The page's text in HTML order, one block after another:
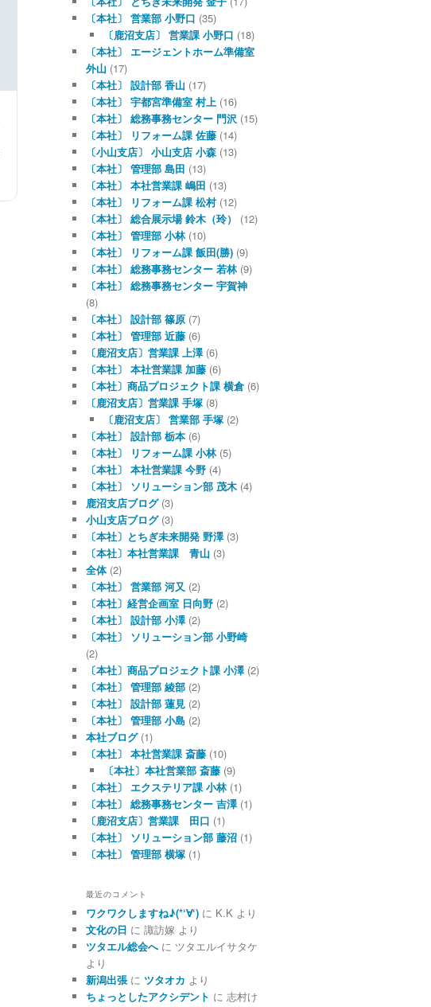
〔本社〕 営業部 小野口 (35)
〔鹿沼支店〕 営業課 小野口 (18)
〔本社〕 エージェントホーム準備室
外山 (17)
〔本社〕 設計部 香山 (17)
〔本社〕 宇都宮準備室 村上(16)
〔本社〕 総務事務センター 門沢(15)
〔本社〕 リフォーム課 佐藤(14)
〔小山支店〕 小山支店 小森(13)
〔本社〕 管理部 島田 (13)
〔本社〕 本社営業課 嶋田 (13)
〔本社〕 リフォーム課 松村(12)
〔本社〕 総合展示場 鈴木（玲）
(12)
〔本社〕 管理部 小林(10)
〔本社〕 リフォーム課 飯田(勝)(9)
〔本社〕 総務事務センター 若林(9)
〔本社〕 総務事務センター 宇賀神
(8)
〔本社〕 設計部 篠原(7)
〔本社〕 管理部 近藤(6)
〔鹿沼支店〕営業課 上澤(6)
〔本社〕 本社営業課 加藤(6)
〔本社〕商品プロジェクト課 横倉(6)
〔鹿沼支店〕営業課 手塚(8)
〔鹿沼支店〕 営業部 手塚 (2)
〔本社〕 設計部 栃本(6)
〔本社〕 リフォーム課 小林(5)
〔本社〕 本社営業課 今野(4)
〔本社〕 ソリューション部 茂木(4)
鹿沼支店ブログ(3)
小山支店ブログ(3)
〔本社〕とちぎ未来開発 野澤(3)
〔本社〕本社営業課 青山 (3)
全体(2)
〔本社〕 営業部 河又(2)
〔本社〕経営企画室 日向野(2)
〔本社〕 設計部 小澤(2)
〔本社〕 ソリューション部 小野崎
(2)
〔本社〕商品プロジェクト課 小澤(2)
〔本社〕 管理部 綾部(2)
〔本社〕 設計部 蓮見(2)
〔本社〕 管理部 小島(2)
本社ブログ(1)
〔本社〕 本社営業課 斎藤(10)
〔本社〕本社営業部 斎藤 (9)
〔本社〕 エクステリア課 小林(1)
〔本社〕 総務事務センター 吉澤(1)
〔鹿沼支店〕営業課 田口 (1)
〔本社〕 ソリューション部 藤沼(1)
〔本社〕 管理部 横塚(1)
最近のコメント
ワクワクしますね♪(*‘∀‘)に K.K より
文化の日 に 諏訪嫁 より
ツタエル総会へに ツタエルイサタケ
より
新潟出張に ツタオカ より
ちょっとしたアクシデント に 志村け